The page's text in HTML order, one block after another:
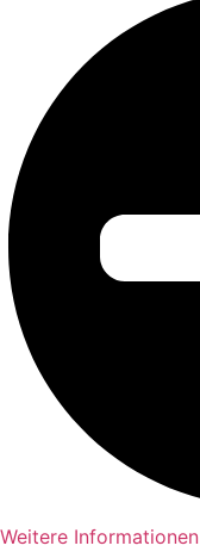
Weitere Informationen